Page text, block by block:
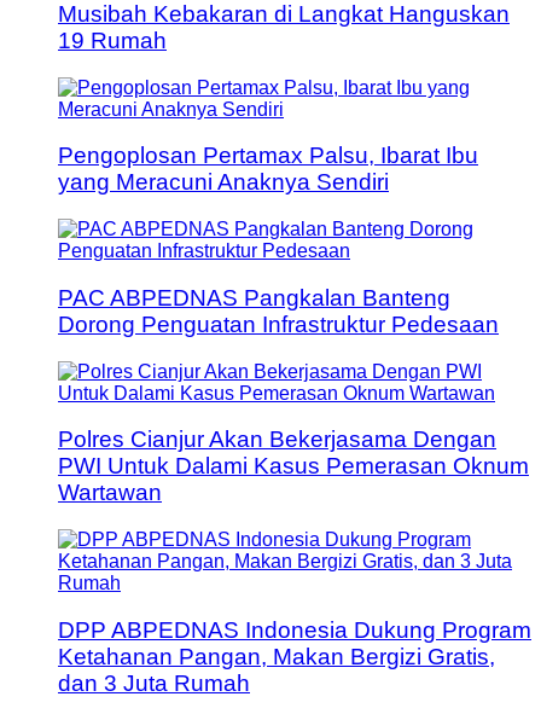
Musibah Kebakaran di Langkat Hanguskan
19 Rumah
Pengoplosan Pertamax Palsu, Ibarat Ibu
yang Meracuni Anaknya Sendiri
PAC ABPEDNAS Pangkalan Banteng
Dorong Penguatan Infrastruktur Pedesaan
Polres Cianjur Akan Bekerjasama Dengan
PWI Untuk Dalami Kasus Pemerasan Oknum
Wartawan
DPP ABPEDNAS Indonesia Dukung Program
Ketahanan Pangan, Makan Bergizi Gratis,
dan 3 Juta Rumah